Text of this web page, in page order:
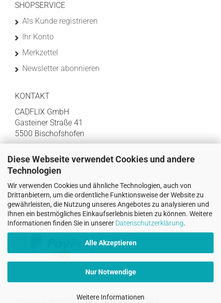
Diese Webseite verwendet Cookies und andere
Technologien
Wir verwenden Cookies und ähnliche Technologien, auch von
Drittanbietern, um die ordentliche Funktionsweise der Website zu
gewährleisten, die Nutzung unseres Angebotes zu analysieren und
Ihnen ein bestmögliches Einkaufserlebnis bieten zu können. Weitere
Informationen finden Sie in unserer Datenschutzerklärung.
Alle Akzeptieren
Nur Notwendige
Weitere Informationen
SHOPSERVICE
Als Kunde registrieren
Ihr Konto
Merkzettel
Newsletter abonnieren
KONTAKT
CADFLIX GmbH
Gasteiner Straße 41
5500 Bischofshofen
Tel: +43 720 710900
Mail:
info@cadflix.at
SICHER EINKAUFEN MIT
Webshop erstellenmit Gambio.de © 2026